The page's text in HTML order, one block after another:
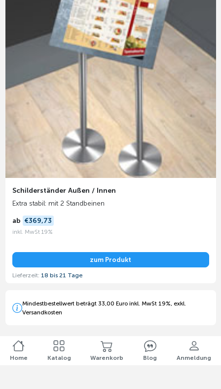
Schilderständer Außen / Innen
Extra stabil: mit 2 Standbeinen
ab €369,73
inkl. MwSt 19%
zum Produkt
Lieferzeit: 18 bis 21 Tage
Mindestbestellwert beträgt 33,00 Euro inkl. MwSt 19%, exkl.
Versandkosten
Home Katalog Warenkorb Blog Anmeldung